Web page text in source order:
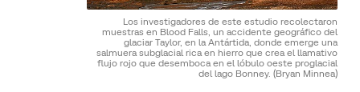
Los investigadores de este estudio recolectaron
muestras en Blood Falls, un accidente geográfico del
glaciar Taylor, en la Antártida, donde emerge una
salmuera subglacial rica en hierro que crea el llamativo
flujo rojo que desemboca en el lóbulo oeste proglacial
del lago Bonney. (Bryan Minnea)